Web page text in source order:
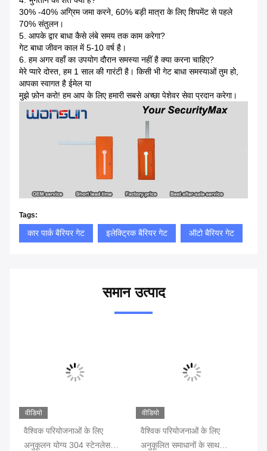
30% -40% अग्रिम जमा करने, 60% बड़ी मात्रा के लिए शिपमेंट से पहले
70% संतुलन।
5. आपके द्वार बाधा कैसे लंबे समय तक काम करेगा?
गेट बाधा जीवन काल में 5-10 वर्ष है।
6. हम अगर वहाँ का उपयोग दौरान समस्या नहीं है क्या करना चाहिए?
मेरे प्यारे दोस्त, हम 1 साल की गारंटी है। किसी भी गेट बाधा समस्याओं तुम हो,
आपका स्वागत है ईमेल या
मुझे फ़ोन करो! हम आप के लिए हमारी सबसे अच्छा पेशेवर सेवा प्रदान करेगा।
Tags:
कार पार्क बैरियर गेट इलेक्ट्रिक बैरियर गेट ऑटो बैरियर गेट
समान उत्पाद
वीडियो
वैश्विक परियोजनाओं के लिए
अनुकूलन योग्य 304 स्टेनलेस
वीडियो
वैश्विक परियोजनाओं के लिए
अनुकूलित समाधानों के साथ